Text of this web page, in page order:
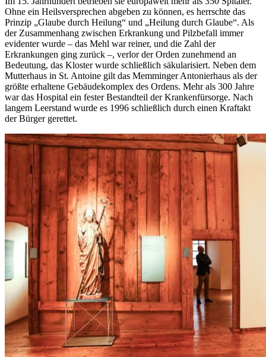
Ohne ein Heilsversprechen abgeben zu können, es herrschte das
Prinzip „Glaube durch Heilung“ und „Heilung durch Glaube“. Als
der Zusammenhang zwischen Erkrankung und Pilzbefall immer
evidenter wurde – das Mehl war reiner, und die Zahl der
Erkrankungen ging zurück –, verlor der Orden zunehmend an
Bedeutung, das Kloster wurde schließlich säkularisiert. Neben dem
Mutterhaus in St. Antoine gilt das Memminger Antonierhaus als der
größte erhaltene Gebäudekomplex des Ordens. Mehr als 300 Jahre
war das Hospital ein fester Bestandteil der Krankenfürsorge. Nach
langem Leerstand wurde es 1996 schließlich durch einen Kraftakt
der Bürger gerettet.